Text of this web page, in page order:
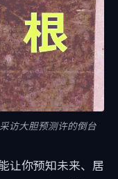
访大胆预测许的倒台
让你预知未来、居